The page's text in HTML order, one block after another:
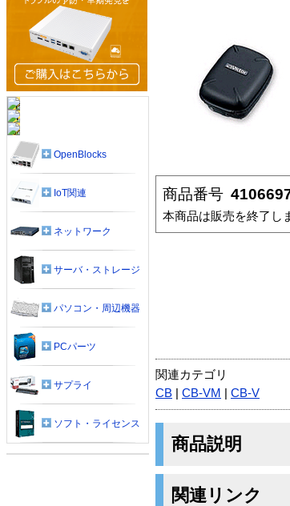
商品番号
本商品は販売を終了し
関連カテゴリ
CB
CB-VM CB-V
商品説明
関連リンク
OpenBlocks
IoT関連
ネットワーク
サーバ・ストレージ
パソコン・周辺機器
PCパーツ
サプライ
ソフト・ライセンス